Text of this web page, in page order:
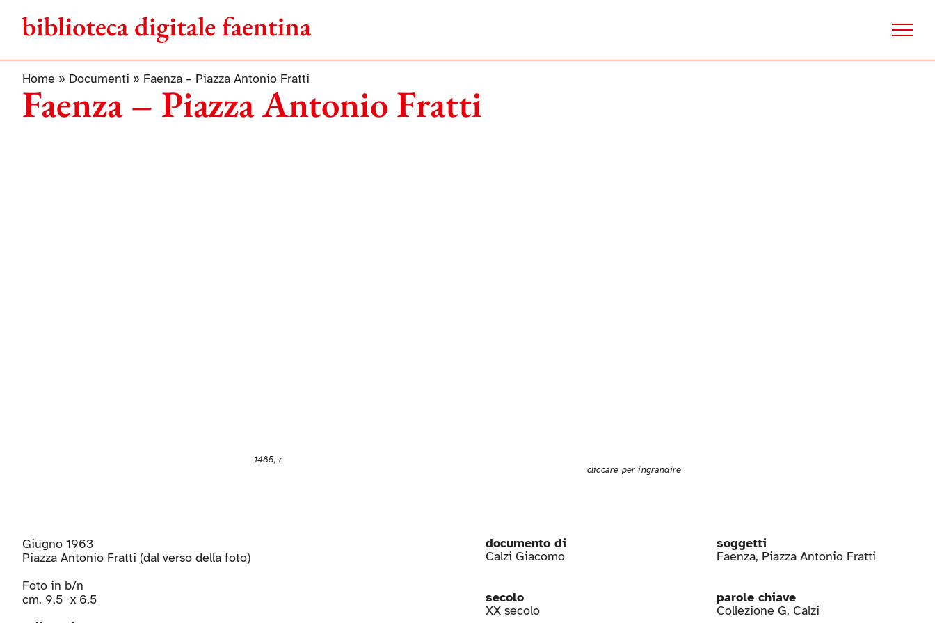
contenuto
Home» Documenti » Faenza – Piazza Antonio Fratti
Faenza – Piazza Antonio Fratti
1485, r
cliccare per ingrandire
Giugno 1963
Piazza Antonio Fratti (dal verso della foto)
Foto in b/n
cm. 9,5 x 6,5
documento di
Calzi Giacomo
secolo
XX secolo
soggetti
Faenza, Piazza Antonio Fratti
parole chiave
Collezione G. Calzi